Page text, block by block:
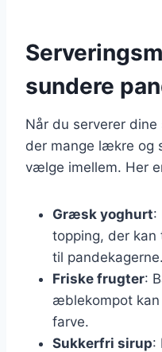
sundere
Når du serverer
der mange lækre og
vælge imellem. Her
Græsk yoghurt:
topping, der kan
til pandekagerne.
Friske frugter:
æblekompot kan
farve.
Sukkerfri sirup: